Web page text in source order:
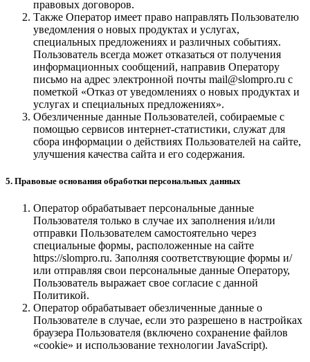
правовых договоров.
Также Оператор имеет право направлять Пользователю
уведомления о новых продуктах и услугах,
специальных предложениях и различных событиях.
Пользователь всегда может отказаться от получения
информационных сообщений, направив Оператору
письмо на адрес электронной почты mail@slompro.ru с
пометкой «Отказ от уведомлениях о новых продуктах и
услугах и специальных предложениях».
Обезличенные данные Пользователей, собираемые с
помощью сервисов интернет-статистики, служат для
сбора информации о действиях Пользователей на сайте,
улучшения качества сайта и его содержания.
5. Правовые основания обработки персональных данных
Оператор обрабатывает персональные данные
Пользователя только в случае их заполнения и/или
отправки Пользователем самостоятельно через
специальные формы, расположенные на сайте
https://slompro.ru. Заполняя соответствующие формы и/
или отправляя свои персональные данные Оператору,
Пользователь выражает свое согласие с данной
Политикой.
Оператор обрабатывает обезличенные данные о
Пользователе в случае, если это разрешено в настройках
браузера Пользователя (включено сохранение файлов
«cookie» и использование технологии JavaScript).